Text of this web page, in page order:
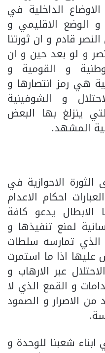
الداخلية في
و الوضع الاقليمي و
قادم و ان ثورتنا
و لو بعد حين و ان
و القومية و
هي رمز انتصارها و
و الشوفينية
ينزلغ بها البعض
المشهد.
الاحوازية في
احكام الاعدام
الابطال يدعو كافة
لمنع تنفيذها و
الذي تمارسه سلطات
عليها اذا ما استمرت
عبر الارهاب و
و القمع الذي لا
من الاصرار و الصمود
شعبنا للوحدة و